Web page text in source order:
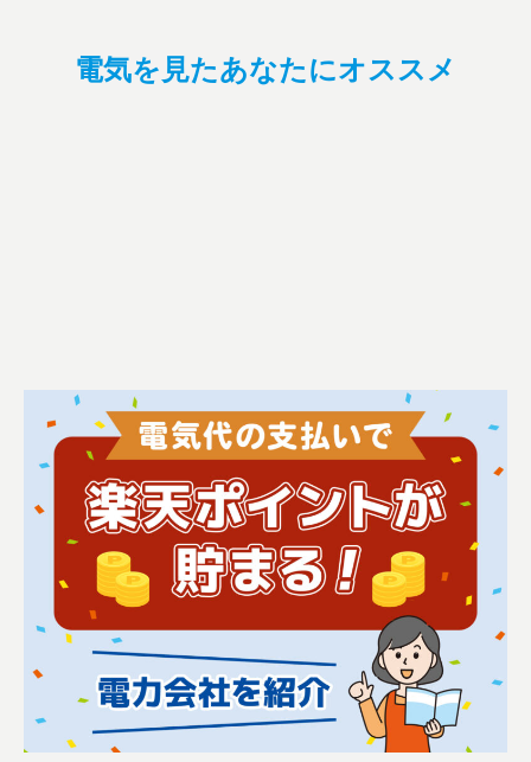
電気を見たあなたにオススメ